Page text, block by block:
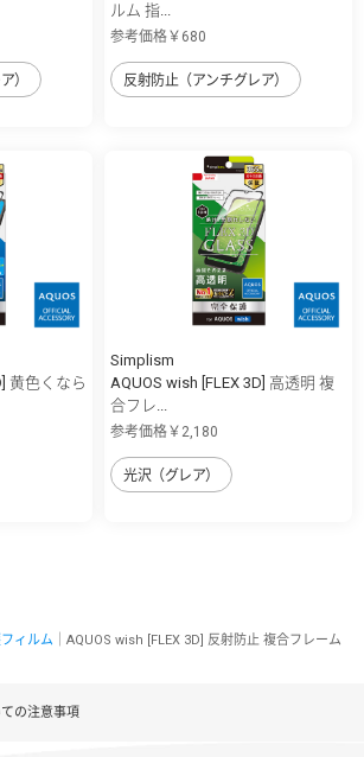
）
ルム 指...
参考価格￥680
反射防止（アンチグレア）
黄色くなら
Simplism
AQUOS wish [FLEX 3D] 高透明 複
合フレ...
参考価格￥2,180
光沢（グレア）
ィルム ｜AQUOS wish [FLEX 3D] 反射防止 複合フレーム
の注意事項